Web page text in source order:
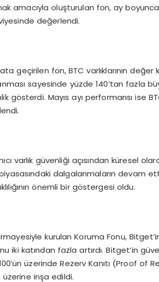
amacıyla oluşturulan fon, ay
değerlendi.
geçirilen fon, BTC varlıklarının değer
sayesinde yüzde 140’tan fazla
Mayıs ayı performansı ise
varlık güvenliği açısından küresel
dalgalanmaların devam
önemli bir göstergesi oldu.
kurulan Koruma Fonu,
katından fazla artırdı. Bitget’in
üzerinde Rezerv Kanıtı (Proof of
inşa edildi.